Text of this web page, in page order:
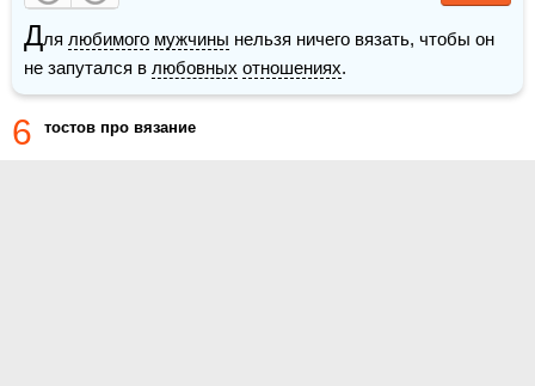
Для любимого мужчины нельзя ничего вязать, чтобы он
не запутался в любовных отношениях.
6 тостов про вязание